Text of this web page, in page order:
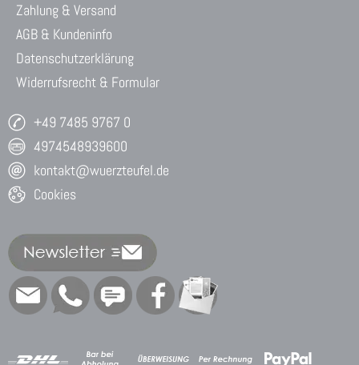
Zahlung & Versand
AGB & Kundeninfo
Datenschutzerklärung
Widerrufsrecht & Formular
+49 7485 9767 0
4974548939600
kontakt@wuerzteufel.de
Cookies